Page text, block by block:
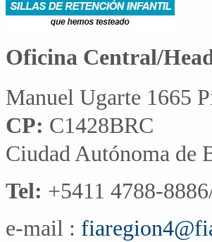
Oficina Central/
Manuel Ugarte 1665
CP: C1428BRC
Ciudad Autónoma de
Tel: +5411 4788-
e-mail :